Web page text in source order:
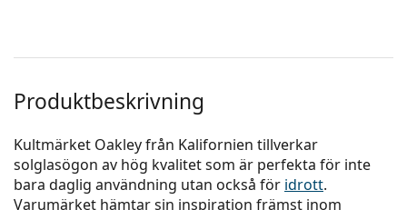
Produktbeskrivning
Kultmärket Oakley från Kalifornien tillverkar
solglasögon av hög kvalitet som är perfekta för inte
bara daglig användning utan också för idrott.
Varumärket hämtar sin inspiration främst inom